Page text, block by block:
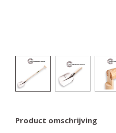
Product omschrijving